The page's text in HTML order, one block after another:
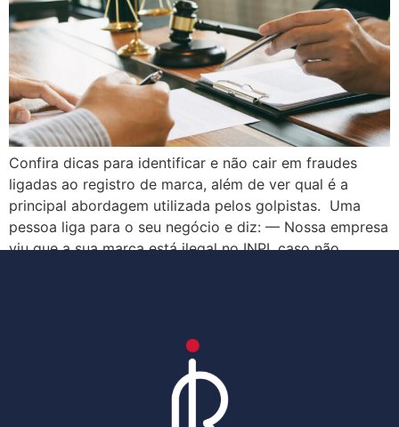
Confira dicas para identificar e não cair em fraudes
ligadas ao registro de marca, além de ver qual é a
principal abordagem utilizada pelos golpistas. Uma
pessoa liga para o seu negócio e diz: — Nossa empresa
viu que a sua marca está ilegal no INPI, caso não